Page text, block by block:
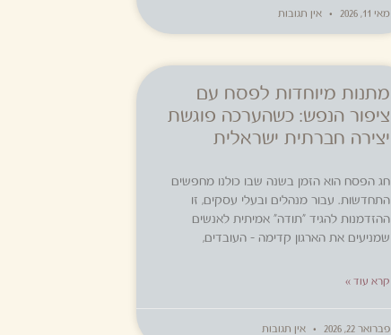
מאי 11, 2026 אין תגובות
מתנות מיוחדות לפסח עם
ציפור הנפש: כשהערכה פוגשת
יצירה חברתית ישראלית
חג הפסח הוא הזמן בשנה שבו כולנו מחפשים
התחדשות. עבור מנהלים ובעלי עסקים, זו
ההזדמנות להגיד "תודה" אמיתית לאנשים
שמניעים את הארגון קדימה – העובדים,
קרא עוד »
פברואר 22, 2026 אין תגובות